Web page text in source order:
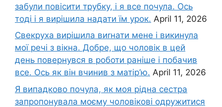
забули повісити трубку, і я все почула. Ось
тоді і я вирішила надати їм урок. April 11, 2026
Свекруха вирішила виrнати мене і викинула
мої речі з вікна. Добре, що чоловік в цей
день повернувся в роботи раніше і побачив
все. Ось як він вчинив з матір’ю. April 11, 2026
Я випадково почула, як моя рідна сестра
запропонувала моєму чоловікові одружитися